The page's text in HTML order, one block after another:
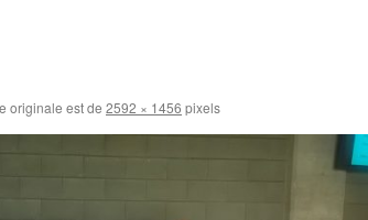
originale est de 2592 × 1456 pixels